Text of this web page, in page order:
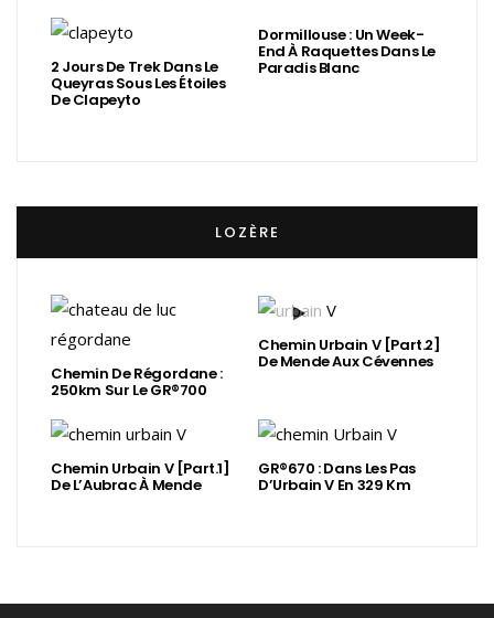
2 Jours De Trek Dans Le
Queyras Sous Les Étoiles
De Clapeyto
Dormillouse : Un Week-
End À Raquettes Dans Le
Paradis Blanc
LOZÈRE
Chemin De Régordane :
250km Sur Le GR®700
Chemin Urbain V [Part.2]
De Mende Aux Cévennes
Chemin Urbain V [Part.1]
De L’Aubrac À Mende
GR®670 : Dans Les Pas
D’Urbain V En 329 Km